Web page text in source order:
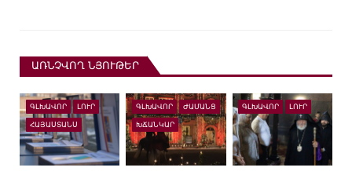
ԱՌՆՉՎՈՂ ՆՅՈՒԹԵՐ
ԳԼԽԱՎՈՐ ԼՈՒՐ
ՀԱՅԱՍՏԱՆՍ
ԳԼԽԱՎՈՐ ԺԱՄԱՆՑ
ԽՃԱՆԿԱՐ
ԳԼԽԱՎՈՐ ԼՈՒՐ